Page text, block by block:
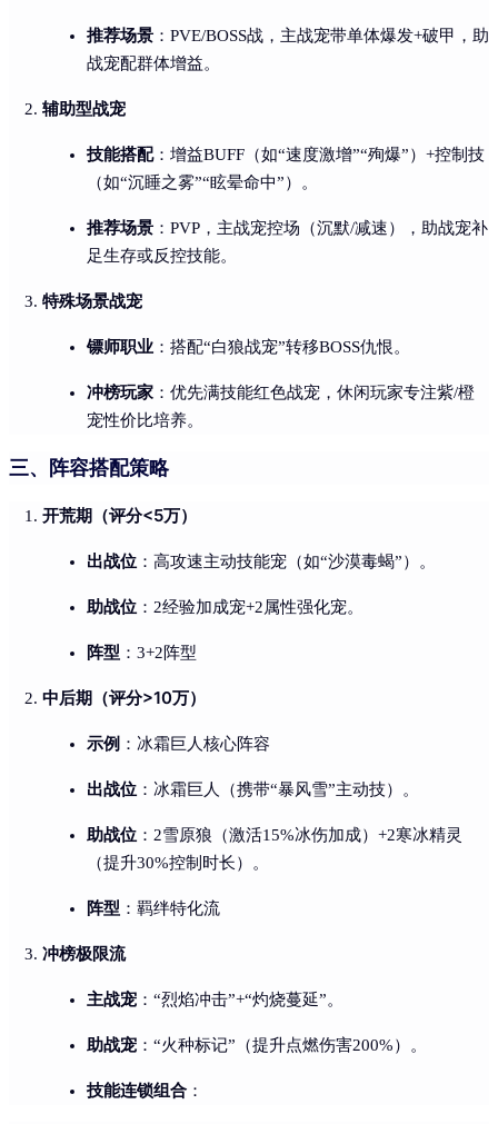
推荐场景 ：PVE/BOSS战，主战宠带单体爆发+破甲，助
战宠配群体增益。
辅助型战宠
技能搭配：增益BUFF（如“速度激增”“殉爆”）+控制技
（如“沉睡之雾”“眩晕命中”）。
推荐场景 ：PVP，主战宠控场（沉默/减速），助战宠补
足生存或反控技能。
特殊场景战宠
镖师职业 ：搭配“白狼战宠”转移BOSS仇恨。
冲榜玩家 ：优先满技能红色战宠，休闲玩家专注紫/橙
宠性价比培养。
三、阵容搭配策略
开荒期（评分<5万）
出战位 ：高攻速主动技能宠（如“沙漠毒蝎”）。
助战位 ：2经验加成宠+2属性强化宠。
阵型 ：3+2阵型
中后期（评分>10万）
示例 ：冰霜巨人核心阵容
出战位 ：冰霜巨人（携带“暴风雪”主动技）。
助战位 ：2雪原狼（激活15%冰伤加成）+2寒冰精灵
（提升30%控制时长）。
阵型 ：羁绊特化流
冲榜极限流
主战宠 ：“烈焰冲击”+“灼烧蔓延”。
助战宠 ：“火种标记”（提升点燃伤害200%）。
技能连锁组合 ：